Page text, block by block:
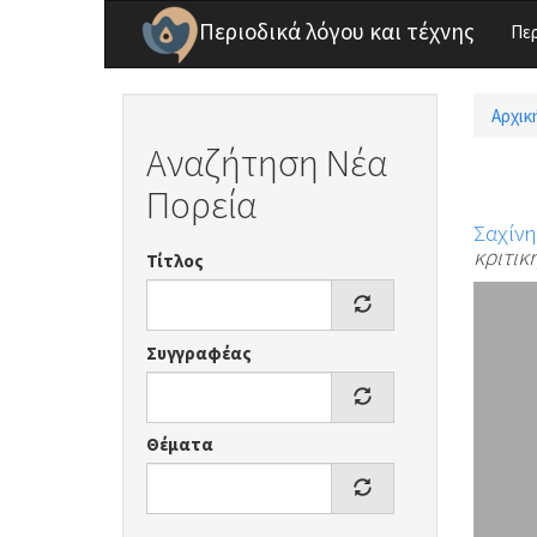
Παράκαμψη προς το κυρίως περιεχόμενο
Περιοδικά λόγου και τέχνης
Αναζήτηση Νέα
Πορεία
Τίτλος
Συγγραφέας
Θέματα